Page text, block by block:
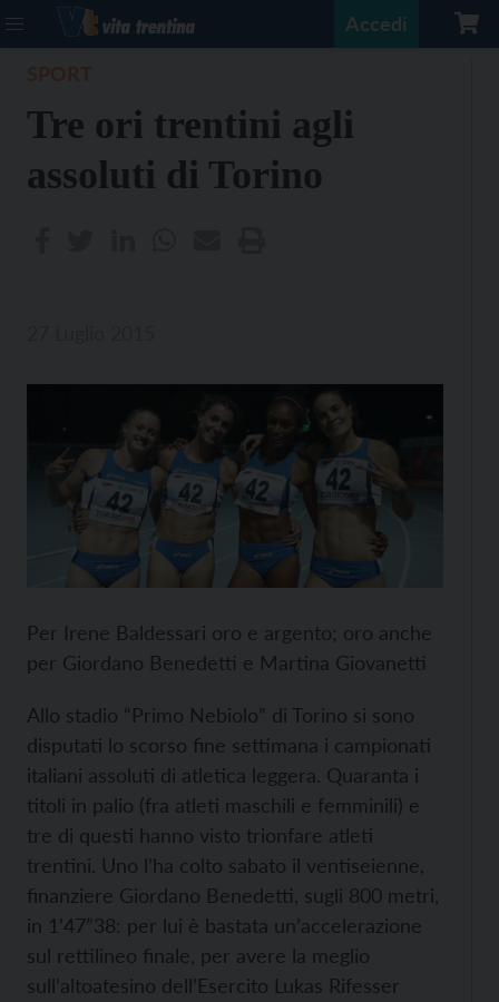
Accedi
Tre ori trentini agli
assoluti di Torino
Per Irene Baldessari oro e argento; oro anche
per Giordano Benedetti e Martina Giovanetti
Allo stadio “Primo Nebiolo” di Torino si sono
disputati lo scorso fine settimana i campionati
italiani assoluti di atletica leggera. Quaranta i
titoli in palio (fra atleti maschili e femminili) e
tre di questi hanno visto trionfare atleti
trentini. Uno l’ha colto sabato il ventiseienne,
finanziere Giordano Benedetti, sugli 800 metri,
in 1’47”38: per lui è bastata un’accelerazione
sul rettilineo finale, per avere la meglio
sull’altoatesino dell’Esercito Lukas Rifesser